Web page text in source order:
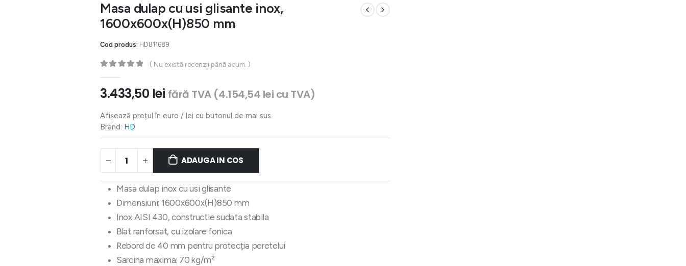
Masa dulap cu usi glisante inox,
1600x600x(H)850 mm
Cod produs: HD811689
( Nu există recenzii până acum. )
3.433,50 lei fără TVA (4.154,54 lei cu TVA)
Afișează prețul în euro / lei cu butonul de mai sus
Brand: HD
ADAUGA IN COS
Masa dulap inox cu usi glisante
Dimensiuni: 1600x600x(H)850 mm
Inox AISI 430, constructie sudata stabila
Blat ranforsat, cu izolare fonica
Rebord de 40 mm pentru protecția peretelui
Sarcina maxima: 70 kg/m²